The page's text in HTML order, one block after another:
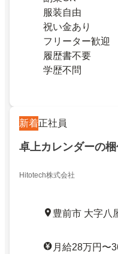
服装自由
祝い金あり
フリーター歓迎
履歴書不要
学歴不問
新着正社員
卓上カレンダーの
Hitotech株式会社
豊前市 大字八
月給28万円〜